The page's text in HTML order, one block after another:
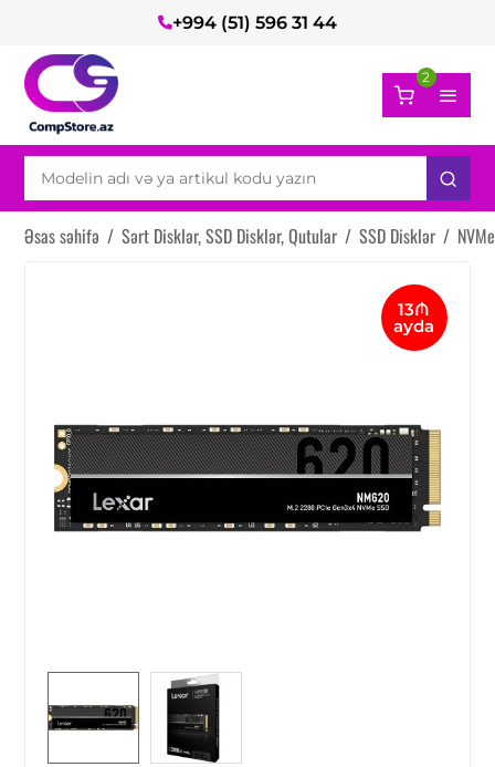
+994 (51) 596 31 44
2
Əsas səhifə / Sərt Disklər, SSD Disklər, Qutular / SSD Disklər /
13₼
ayda